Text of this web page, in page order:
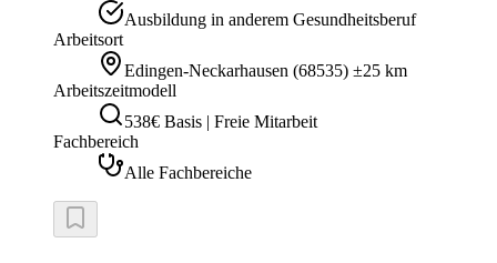
Ausbildung in anderem Gesundheitsberuf
Arbeitsort
Edingen-Neckarhausen (68535) ±25 km
Arbeitszeitmodell
538€ Basis | Freie Mitarbeit
Fachbereich
Alle Fachbereiche